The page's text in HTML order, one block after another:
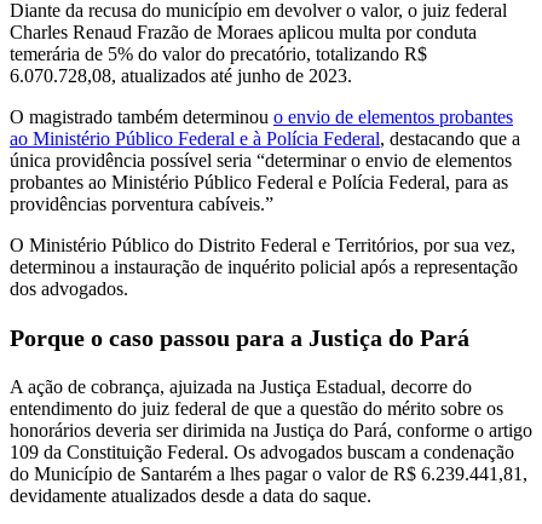
Diante da recusa do município em devolver o valor, o juiz federal
Charles Renaud Frazão de Moraes aplicou multa por conduta
temerária de 5% do valor do precatório, totalizando R$
6.070.728,08, atualizados até junho de 2023.
O magistrado também determinou o envio de elementos probantes
ao Ministério Público Federal e à Polícia Federal, destacando que a
única providência possível seria “determinar o envio de elementos
probantes ao Ministério Público Federal e Polícia Federal, para as
providências porventura cabíveis.”
O Ministério Público do Distrito Federal e Territórios, por sua vez,
determinou a instauração de inquérito policial após a representação
dos advogados.
Porque o caso passou para a Justiça do Pará
A ação de cobrança, ajuizada na Justiça Estadual, decorre do
entendimento do juiz federal de que a questão do mérito sobre os
honorários deveria ser dirimida na Justiça do Pará, conforme o artigo
109 da Constituição Federal. Os advogados buscam a condenação
do Município de Santarém a lhes pagar o valor de R$ 6.239.441,81,
devidamente atualizados desde a data do saque.